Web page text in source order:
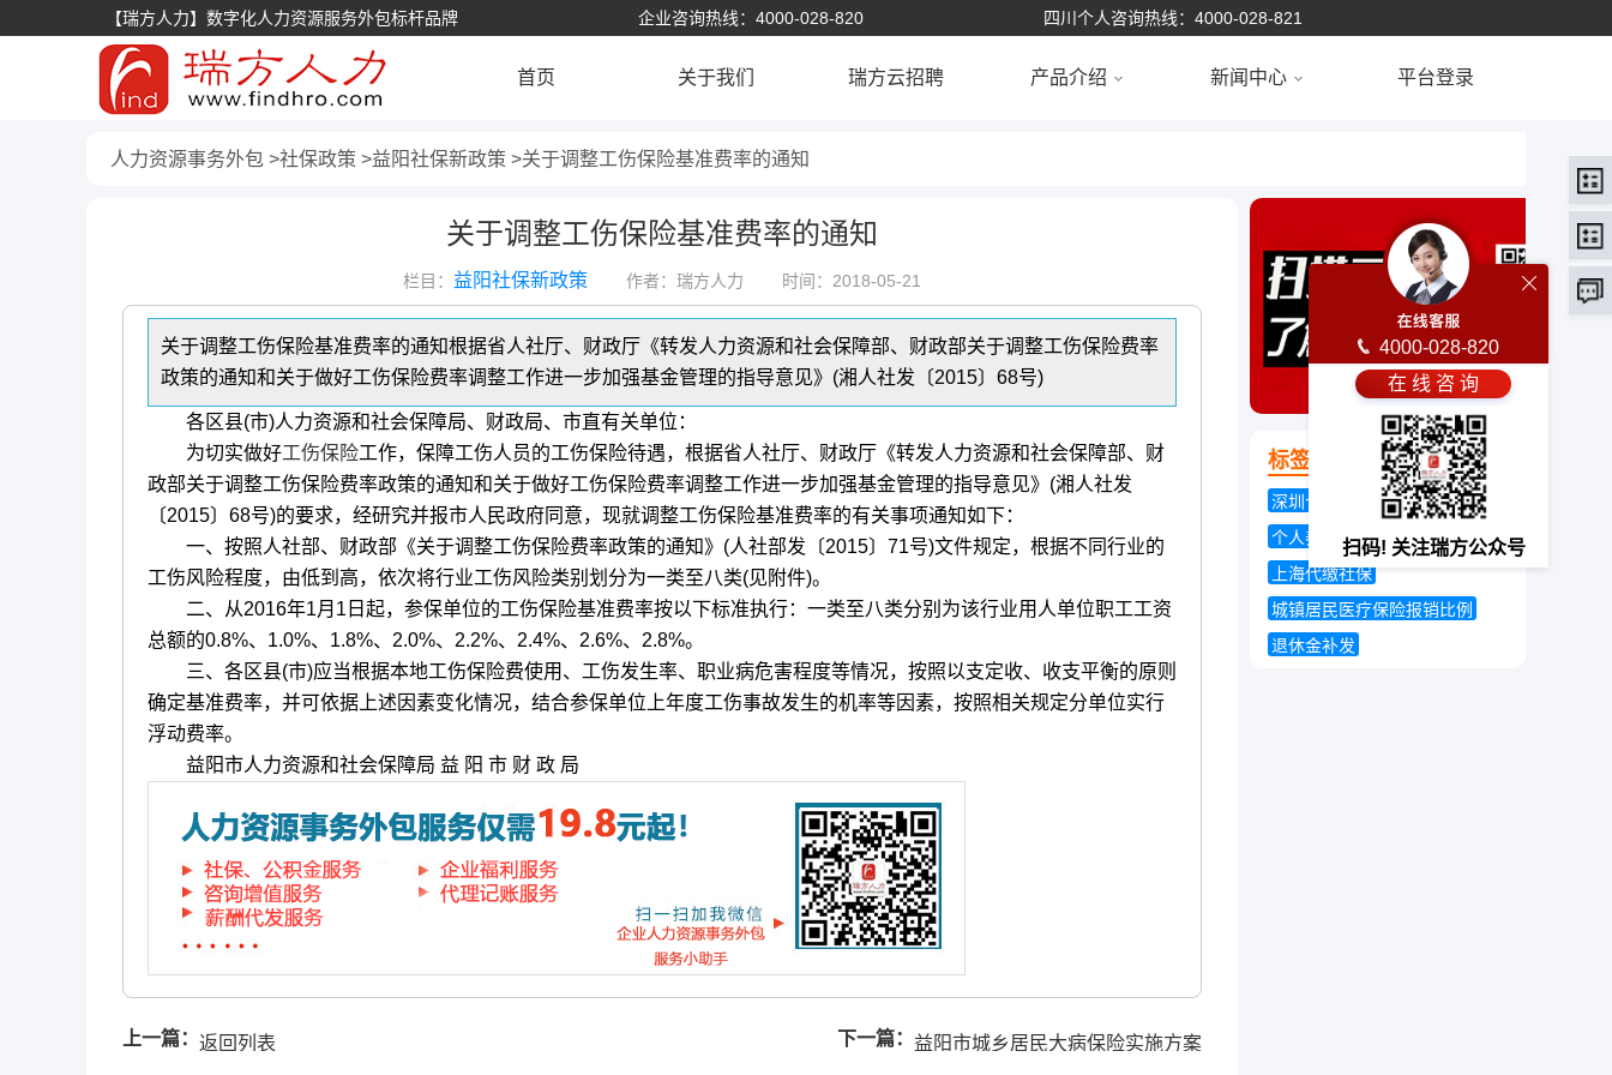
【瑞方人力】数字化人力资源服务外包标杆品牌 企业咨询热线：4000-028-820 四川个人咨询热线：4000-028-821
首页 关于我们 瑞方云招聘 产品介绍 新闻中心 平台登录
人力资源事务外包 社保政策 益阳社保新政策 关于调整工伤保险基准费率的通知
关于调整工伤保险基准费率的通知
栏目： 益阳社保新政策 作者：瑞方人力 时间：2018-05-21
关于调整工伤保险基准费率的通知根据省人社厅、财政厅《转发人力资源和社会保障部、财政部关于调整工伤保险费率
政策的通知和关于做好工伤保险费率调整工作进一步加强基金管理的指导意见》(湘人社发〔2015〕68号)
各区县(市)人力资源和社会保障局、财政局、市直有关单位：
为切实做好工伤保险工作，保障工伤人员的工伤保险待遇，根据省人社厅、财政厅《转发人力资源和社会保障部、财
政部关于调整工伤保险费率政策的通知和关于做好工伤保险费率调整工作进一步加强基金管理的指导意见》(湘人社发
〔2015〕68号)的要求，经研究并报市人民政府同意，现就调整工伤保险基准费率的有关事项通知如下：
一、按照人社部、财政部《关于调整工伤保险费率政策的通知》(人社部发〔2015〕71号)文件规定，根据不同行业的
工伤风险程度，由低到高，依次将行业工伤风险类别划分为一类至八类(见附件)。
二、从2016年1月1日起，参保单位的工伤保险基准费率按以下标准执行：一类至八类分别为该行业用人单位职工工资
总额的0.8%、1.0%、1.8%、2.0%、2.2%、2.4%、2.6%、2.8%。
三、各区县(市)应当根据本地工伤保险费使用、工伤发生率、职业病危害程度等情况，按照以支定收、收支平衡的原则
确定基准费率，并可依据上述因素变化情况，结合参保单位上年度工伤事故发生的机率等因素，按照相关规定分单位实行
浮动费率。
益阳市人力资源和社会保障局 益 阳 市 财 政 局
上一篇： 返回列表 下一篇： 益阳市城乡居民大病保险实施方案
标签云
深圳个人社保
个人养老保险怎么交
上海代缴社保
城镇居民医疗保险报销比例
退休金补发
4000-028-820
在 线 咨 询
扫码! 关注瑞方公众号